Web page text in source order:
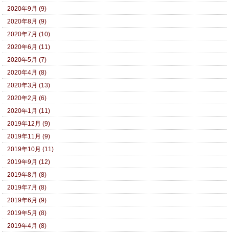
2020年9月 (9)
2020年8月 (9)
2020年7月 (10)
2020年6月 (11)
2020年5月 (7)
2020年4月 (8)
2020年3月 (13)
2020年2月 (6)
2020年1月 (11)
2019年12月 (9)
2019年11月 (9)
2019年10月 (11)
2019年9月 (12)
2019年8月 (8)
2019年7月 (8)
2019年6月 (9)
2019年5月 (8)
2019年4月 (8)